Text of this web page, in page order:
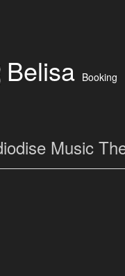
Belisa Booking
Music